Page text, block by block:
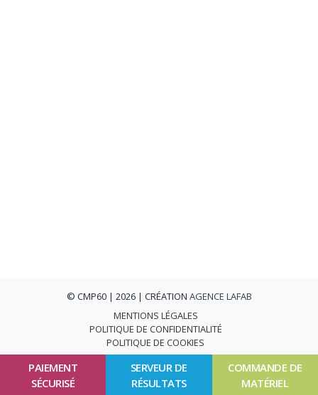
PAIEMENT
SÉCURISÉ
SERVEUR DE
RÉSULTATS
COMMANDE DE
MATÉRIEL
© CMP60 | 2026 | CRÉATION AGENCE LAFAB
MENTIONS LÉGALES
POLITIQUE DE CONFIDENTIALITÉ
POLITIQUE DE COOKIES